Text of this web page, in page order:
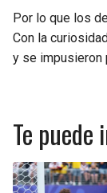
Por lo que los
Con la
y se impusieron
Te